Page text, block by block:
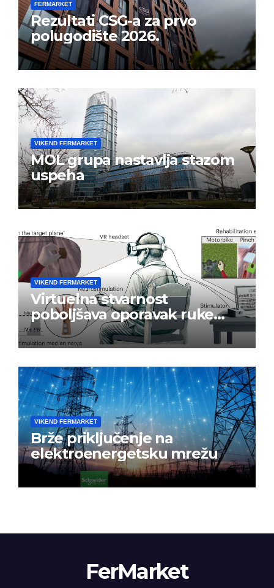
FERMARKET
Rezultati CSG-a za prvo
polugodište 2026.
VIKEND FERMARKET
MOL grupa nastavlja stazom
uspeha
VIKEND FERMARKET
Virtuelna stvarnost
poboljšava oporavak ruke
nakon moždanog udara
VIKEND FERMARKET
Brže priključenje na
elektroenergetsku mrežu
FerMarket